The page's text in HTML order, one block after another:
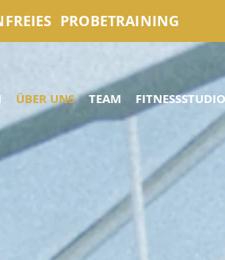
PROBETRAINING
ÜBER UNS TEAM FITNESSSTUDIO